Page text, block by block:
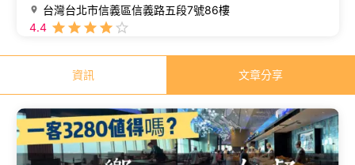
台灣台北市信義區信義路五段7號86樓
4.4
資訊 文章分享